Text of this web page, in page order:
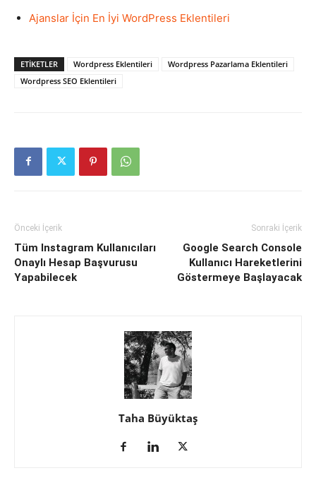
Ajanslar İçin En İyi WordPress Eklentileri
ETIKETLER Wordpress Eklentileri
Wordpress Pazarlama Eklentileri
Wordpress SEO Eklentileri
Önceki İçerik
Tüm Instagram Kullanıcıları
Onaylı Hesap Başvurusu
Yapabilecek
Sonraki İçerik
Google Search Console
Kullanıcı Hareketlerini
Göstermeye Başlayacak
Taha Büyüktaş